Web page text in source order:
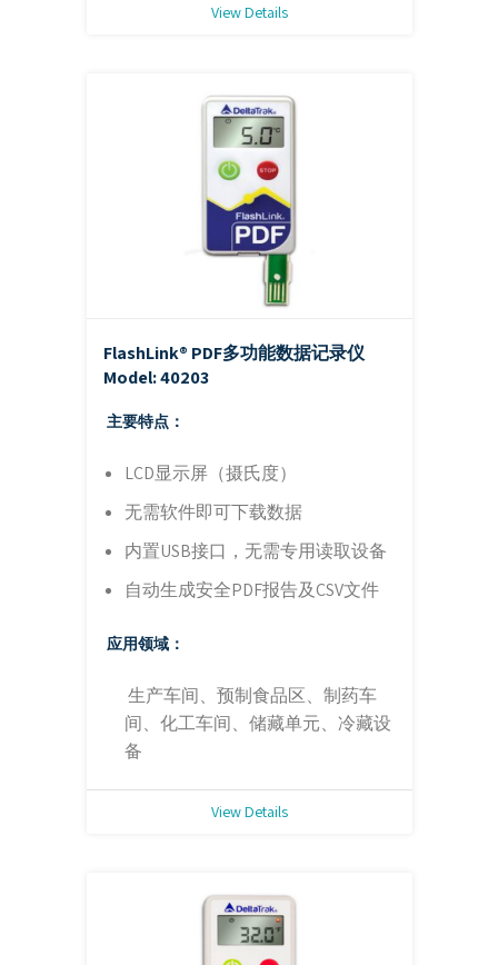
View Details
FlashLink® PDF多功能数据记录仪
Model: 40203
主要特点：
LCD显示屏（摄氏度）
无需软件即可下载数据
内置USB接口，无需专用读取设备
自动生成安全PDF报告及CSV文件
应用领域：
生产车间、预制食品区、制药车
间、化工车间、储藏单元、冷藏设
备
View Details